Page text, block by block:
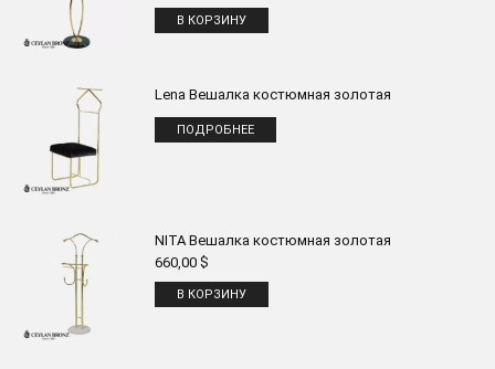
В КОРЗИНУ
Lena Вешалка костюмная золотая
ПОДРОБНЕЕ
NITA Вешалка костюмная золотая
660,00 $
В КОРЗИНУ